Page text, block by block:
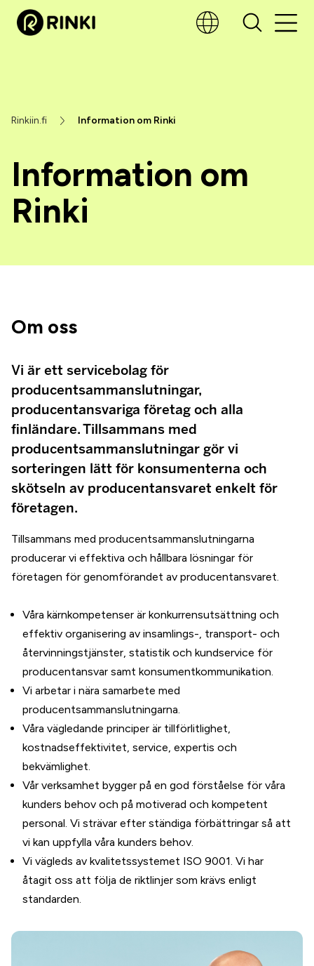
Information om
Rinki
Rinkiin.fi Information om Rinki
Om oss
Vi är ett servicebolag för
producentsammanslutningar,
producentansvariga företag och alla
finländare. Tillsammans med
producentsammanslutningar gör vi
sorteringen lätt för konsumenterna och
skötseln av producentansvaret enkelt för
företagen.
Tillsammans med producentsammanslutningarna
producerar vi effektiva och hållbara lösningar för
företagen för genomförandet av producentansvaret.
Våra kärnkompetenser är konkurrensutsättning och
effektiv organisering av insamlings-, transport- och
återvinningstjänster, statistik och kundservice för
producentansvar samt konsumentkommunikation.
Vi arbetar i nära samarbete med
producentsammanslutningarna.
Våra vägledande principer är tillförlitlighet,
kostnadseffektivitet, service, expertis och
bekvämlighet.
Vår verksamhet bygger på en god förståelse för våra
kunders behov och på motiverad och kompetent
personal. Vi strävar efter ständiga förbättringar så att
vi kan uppfylla våra kunders behov.
Vi vägleds av kvalitetssystemet ISO 9001. Vi har
åtagit oss att följa de riktlinjer som krävs enligt
standarden.